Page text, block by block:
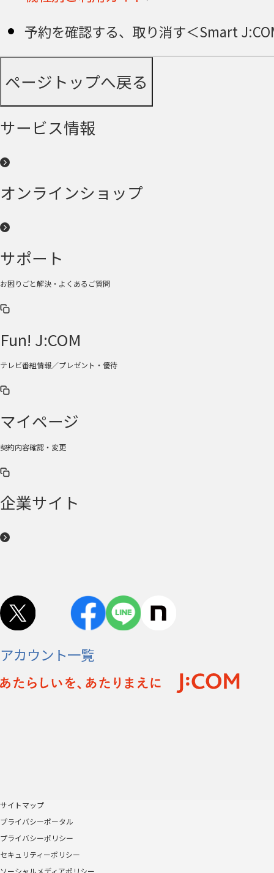
予約を確認する、取り消す＜Smart
ページトップへ戻る
サービス情報
オンラインショップ
サポート
お困りごと解決・よくあるご質問
Fun! J:COM
テレビ番組情報／プレゼント・優待
マイページ
契約内容確認・変更
企業サイト
アカウント一覧
サイトマップ
プライバシーポータル
プライバシーポリシー
セキュリティーポリシー